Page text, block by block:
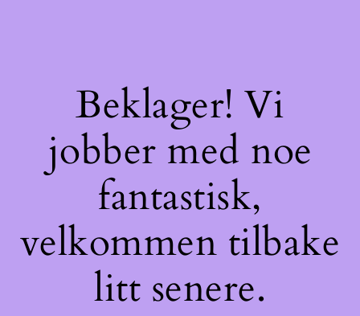
Beklager! Vi
jobber med noe
fantastisk,
velkommen tilbake
litt senere.